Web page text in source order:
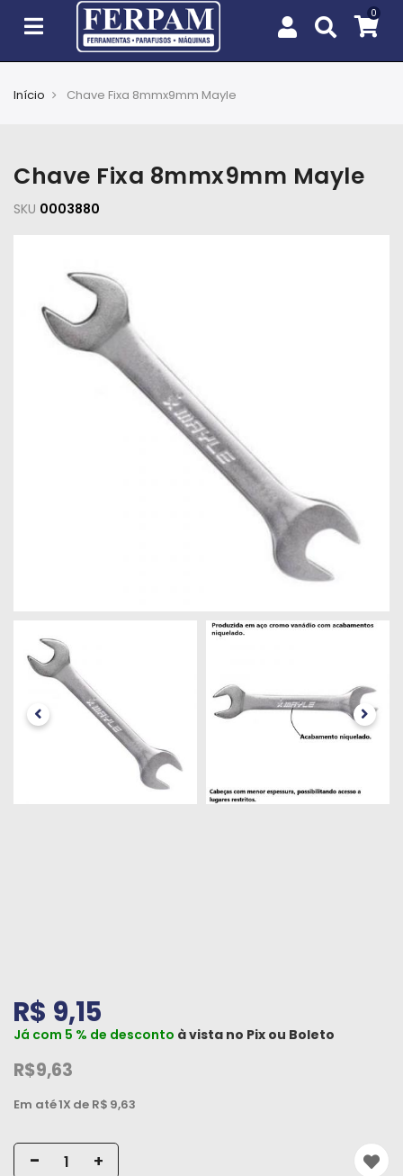
e
Jardim
Fixação
Cobertura
Ferramentas
Materiais
Hidráulicos
e
Pneumáticos
Início Chave Fixa 8mmx9mm Mayle
Chave Fixa 8mmx9mm Mayle
SKU 0003880
R$ 9,15
Já com 5 % de desconto à vista no Pix ou Boleto
R$9,63
Em até1X de R$ 9,63
- +